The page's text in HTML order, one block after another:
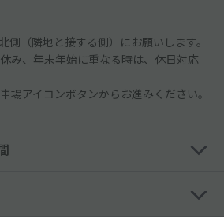
側（隣地と接する側）にお願いします。
み、年末年始に重なる時は、休日対応
場アイコンボタンからお進みください。